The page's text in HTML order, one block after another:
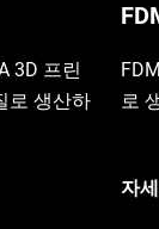
3D 프린
로 생산하
로
자